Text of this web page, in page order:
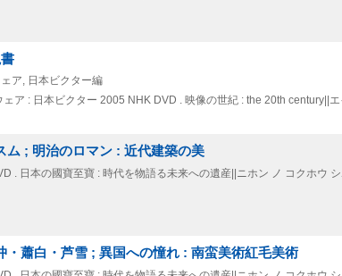
ア, 日本ビクター編
ア : 日本ビクター 2005 NHK DVD . 映像の世紀 : the 20th century||
ム ; 明治のロマン : 近代建築の美
. 日本の國寶至寶 : 時代を物語る未来への遺産||ニホン ノ コクホウ
・蕭白・芦雪 ; 異国への憧れ : 南蛮美術紅毛美術